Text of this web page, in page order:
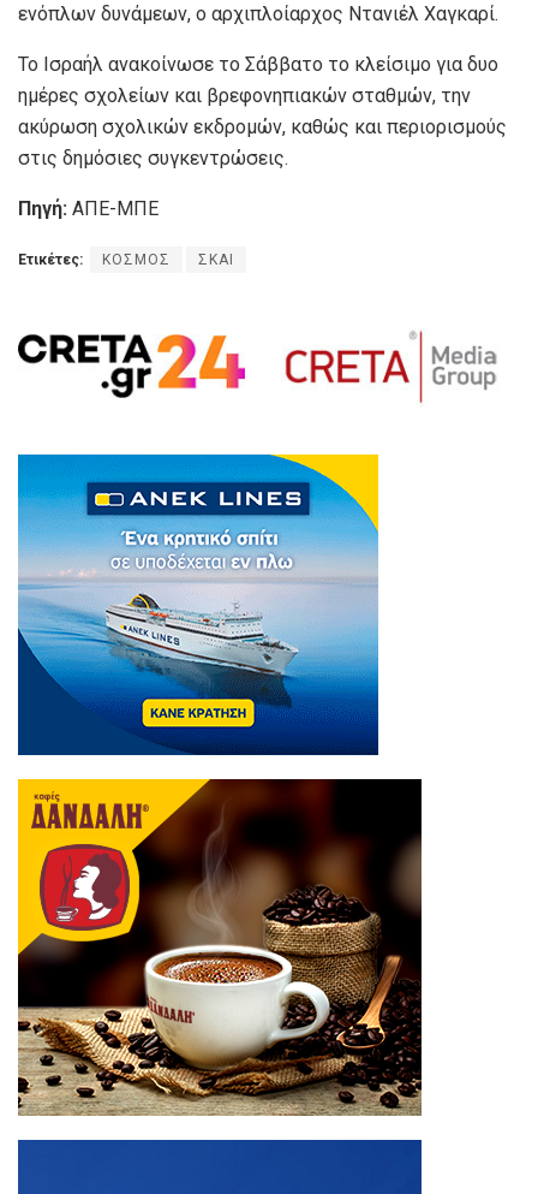
ενόπλων δυνάμεων, ο αρχιπλοίαρχος Ντανιέλ Χαγκαρί.
Το Ισραήλ ανακοίνωσε το Σάββατο το κλείσιμο για δυο
ημέρες σχολείων και βρεφονηπιακών σταθμών, την
ακύρωση σχολικών εκδρομών, καθώς και περιορισμούς
στις δημόσιες συγκεντρώσεις.
Πηγή: ΑΠΕ-ΜΠΕ
Ετικέτες: ΚΟΣΜΟΣ ΣΚΑΙ